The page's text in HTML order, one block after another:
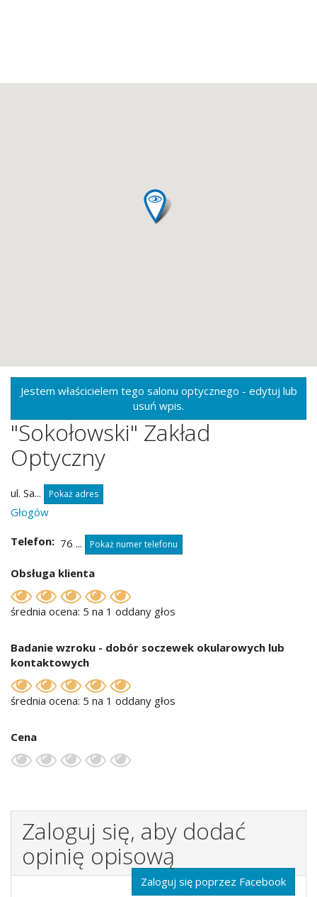
Jestem właścicielem tego salonu optycznego - edytuj lub
usuń wpis.
"Sokołowski" Zakład
Optyczny
ul. Sa... Pokaż adres
Głogów
Telefon 76 ... Pokaż numer telefonu
Obsługa klienta
średnia ocena: 5 na 1 oddany głos
Badanie wzroku - dobór soczewek okularowych lub
kontaktowych
średnia ocena: 5 na 1 oddany głos
Cena
Zaloguj się, aby dodać
opinię opisową
Zaloguj się poprzez Facebook